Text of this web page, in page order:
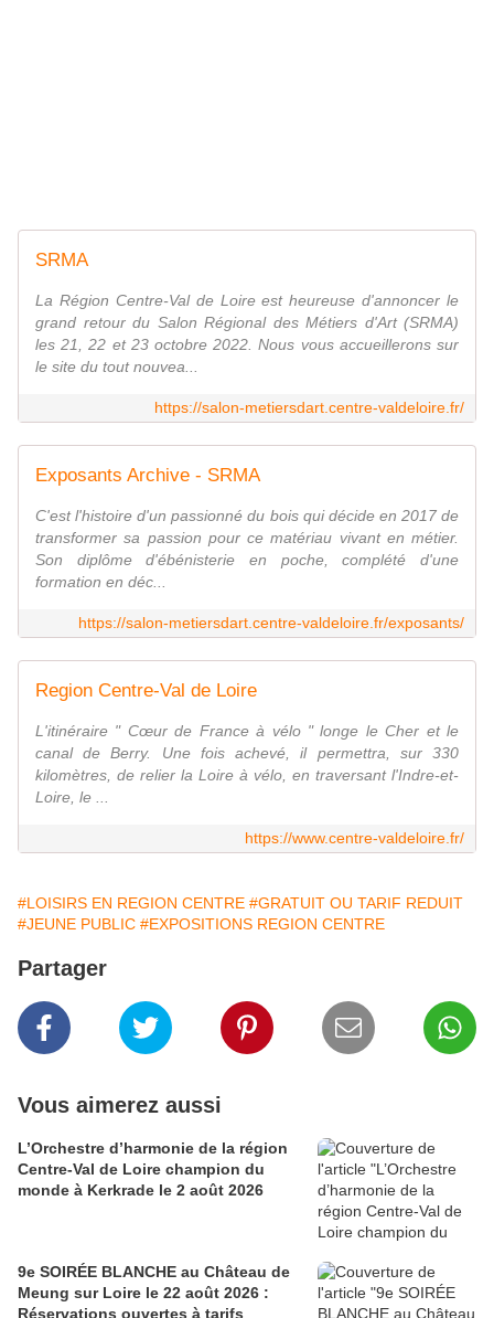
SRMA
La Région Centre-Val de Loire est heureuse d'annoncer le
grand retour du Salon Régional des Métiers d'Art (SRMA)
les 21, 22 et 23 octobre 2022. Nous vous accueillerons sur
le site du tout nouvea...
https://salon-metiersdart.centre-valdeloire.fr/
Exposants Archive - SRMA
C'est l'histoire d'un passionné du bois qui décide en 2017 de
transformer sa passion pour ce matériau vivant en métier.
Son diplôme d'ébénisterie en poche, complété d'une
formation en déc...
https://salon-metiersdart.centre-valdeloire.fr/exposants/
Region Centre-Val de Loire
L'itinéraire " Cœur de France à vélo " longe le Cher et le
canal de Berry. Une fois achevé, il permettra, sur 330
kilomètres, de relier la Loire à vélo, en traversant l'Indre-et-
Loire, le ...
https://www.centre-valdeloire.fr/
#LOISIRS EN REGION CENTRE #GRATUIT OU TARIF REDUIT
#JEUNE PUBLIC #EXPOSITIONS REGION CENTRE
Partager
Vous aimerez aussi
L’Orchestre d’harmonie de la région
Centre-Val de Loire champion du
monde à Kerkrade le 2 août 2026
9e SOIRÉE BLANCHE au Château de
Meung sur Loire le 22 août 2026 :
Réservations ouvertes à tarifs